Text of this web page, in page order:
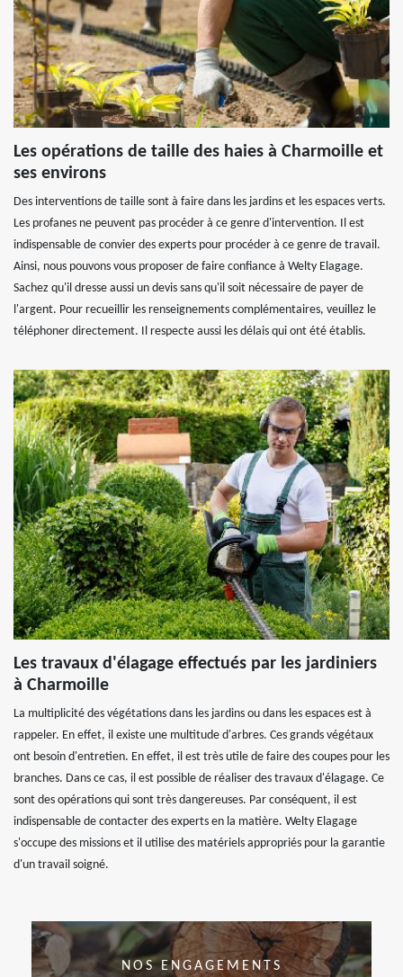
Les opérations de taille des haies à Charmoille et
ses environs
Des interventions de taille sont à faire dans les jardins et les espaces verts.
Les profanes ne peuvent pas procéder à ce genre d'intervention. Il est
indispensable de convier des experts pour procéder à ce genre de travail.
Ainsi, nous pouvons vous proposer de faire confiance à Welty Elagage.
Sachez qu'il dresse aussi un devis sans qu'il soit nécessaire de payer de
l'argent. Pour recueillir les renseignements complémentaires, veuillez le
téléphoner directement. Il respecte aussi les délais qui ont été établis.
Les travaux d'élagage effectués par les jardiniers
à Charmoille
La multiplicité des végétations dans les jardins ou dans les espaces est à
rappeler. En effet, il existe une multitude d'arbres. Ces grands végétaux
ont besoin d'entretien. En effet, il est très utile de faire des coupes pour les
branches. Dans ce cas, il est possible de réaliser des travaux d'élagage. Ce
sont des opérations qui sont très dangereuses. Par conséquent, il est
indispensable de contacter des experts en la matière. Welty Elagage
s'occupe des missions et il utilise des matériels appropriés pour la garantie
d'un travail soigné.
NOS ENGAGEMENTS